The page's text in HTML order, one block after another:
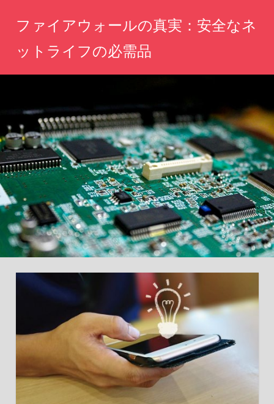
ツ
キ
ッ
プ
ファイアウォールの真実：安全なネ
ットライフの必需品
の
安
全
を
守
る！
な
た
の
デ
ジ
タ
ル
に
せ